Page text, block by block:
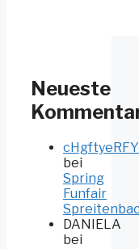
Neueste
bei
Spring
Funfair
DANIELA
bei